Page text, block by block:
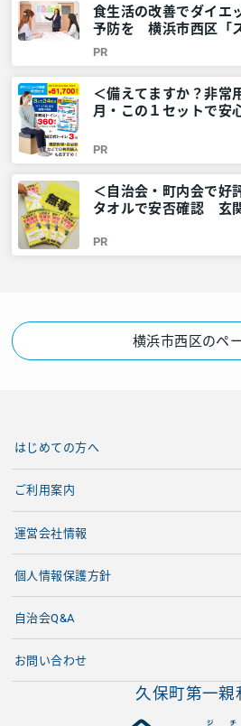
食生活の改善でダイエ
予防を 横浜市西区「
室」をレポート – 神奈
情報 – レアリア
PR
＜備えてますか？非常
月・この１セットで安
レアリア
PR
＜自治会・町内会で好
タオルで安否確認 玄
アリア
PR
横浜市西区のペ
久保町第一親
はじめての方へ
ご利用案内
運営会社情報
個人情報保護方針
自治会Q&A
お問い合わせ